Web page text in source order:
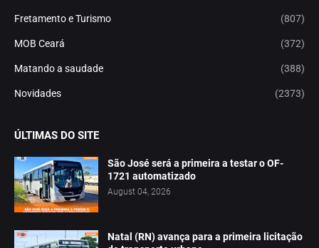
Fretamento e Turismo (807)
MOB Ceará (372)
Matando a saudade (388)
Novidades (2373)
ÚLTIMAS DO SITE
São José será a primeira a testar o OF-
1721 automatizado
August 04, 2026
Natal (RN) avança para a primeira licitação